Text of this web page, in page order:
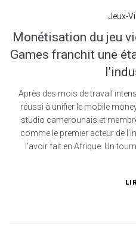
Jeux-
Monétisation du jeu
Games franchit une
Après des mois de travail
réussi à unifier le mobile
studio camerounais et
comme le premier acteur de
l'avoir fait en Afrique. Un